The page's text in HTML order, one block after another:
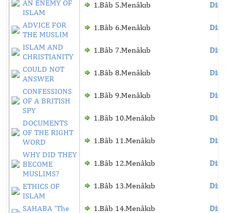
AN ENEMY OF
ISLAM
ADVICE FOR
THE MUSLIM
ISLAM AND
CHRISTIANITY
COULD NOT
ANSWER
CONFESSIONS
OF A BRITISH
SPY
DOCUMENTS
OF THE RIGHT
WORD
WHY DID THEY
BECOME
MUSLIMS?
ETHICS OF
ISLAM
SAHABA ‘The
1.Bâb 5.Menâkıb
1.Bâb 6.Menâkıb
1.Bâb 7.Menâkıb
1.Bâb 8.Menâkıb
1.Bâb 9.Menâkıb
1.Bâb 10.Menâkıb
1.Bâb 11.Menâkıb
1.Bâb 12.Menâkıb
1.Bâb 13.Menâkıb
1.Bâb 14.Menâkıb